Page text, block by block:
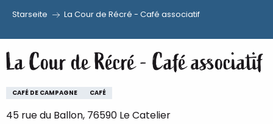
au
contenu
principal
Starseite La Cour de Récré - Café associatif
La Cour de Récré - Café associatif
CAFÉ DE CAMPAGNE CAFÉ
45 rue du Ballon, 76590 Le Catelier